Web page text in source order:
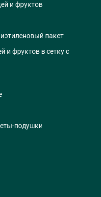
и фруктов
пакет
и фруктов в сетку с
подушки